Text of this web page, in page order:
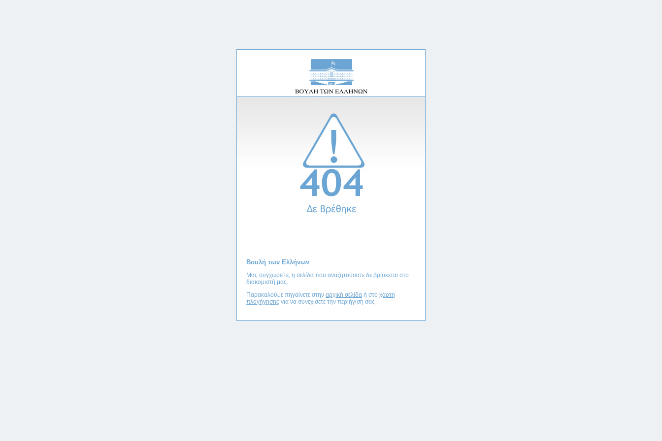
Βουλή των Ελλήνων
Μας συγχωρείτε, η σελίδα που αναζητούσατε δε βρίσκεται στο
διακομιστή μας.
Παρακαλούμε πηγαίνετε στην αρχική σελίδα ή στο χάρτη
πλογήγησης για να συνεχίσετε την περιήγισή σας